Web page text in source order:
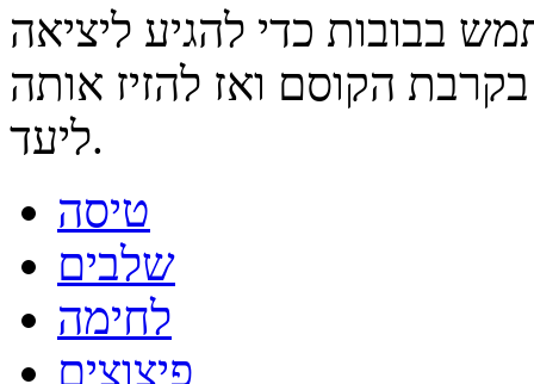
בבובות כדי להגיע ליציאה
הקוסם ואז להזיז אותה
ליעד.
טיסה
שלבים
לחימה
פיצוצים